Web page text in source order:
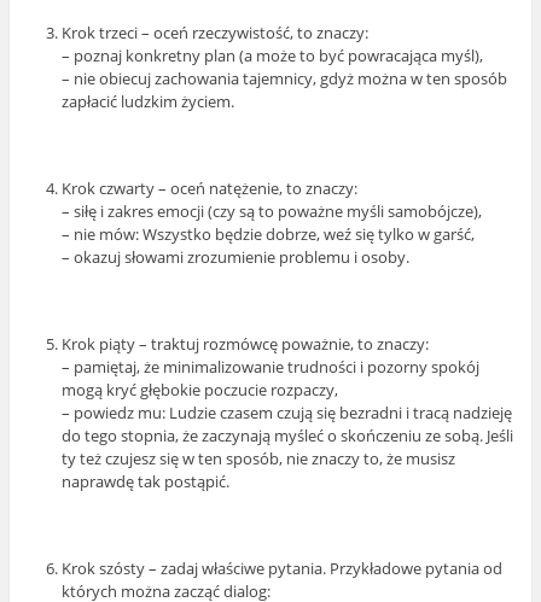
Krok trzeci – oceń rzeczywistość, to znaczy:
– poznaj konkretny plan (a może to być powracająca myśl),
– nie obiecuj zachowania tajemnicy, gdyż można w ten sposób
zapłacić ludzkim życiem.
Krok czwarty – oceń natężenie, to znaczy:
– siłę i zakres emocji (czy są to poważne myśli samobójcze),
– nie mów: Wszystko będzie dobrze, weź się tylko w garść,
– okazuj słowami zrozumienie problemu i osoby.
Krok piąty – traktuj rozmówcę poważnie, to znaczy:
– pamiętaj, że minimalizowanie trudności i pozorny spokój
mogą kryć głębokie poczucie rozpaczy,
– powiedz mu: Ludzie czasem czują się bezradni i tracą nadzieję
do tego stopnia, że zaczynają myśleć o skończeniu ze sobą. Jeśli
ty też czujesz się w ten sposób, nie znaczy to, że musisz
naprawdę tak postąpić.
Krok szósty – zadaj właściwe pytania. Przykładowe pytania od
których można zacząć dialog: